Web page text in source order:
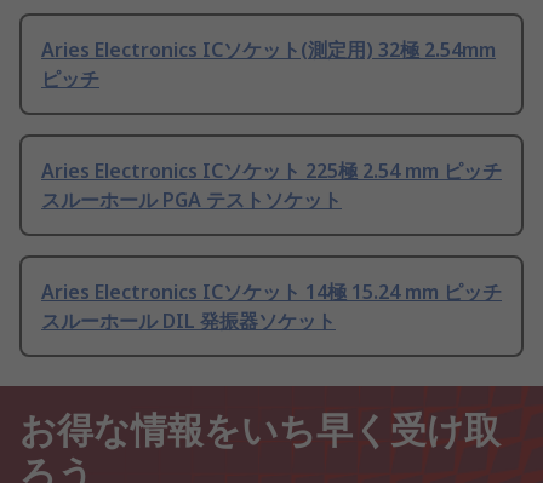
Aries Electronics ICソケット(測定用) 32極 2.54mm
ピッチ
Aries Electronics ICソケット 225極 2.54 mm ピッチ
スルーホール PGA テストソケット
Aries Electronics ICソケット 14極 15.24 mm ピッチ
スルーホール DIL 発振器ソケット
お得な情報をいち早く受け取
ろう